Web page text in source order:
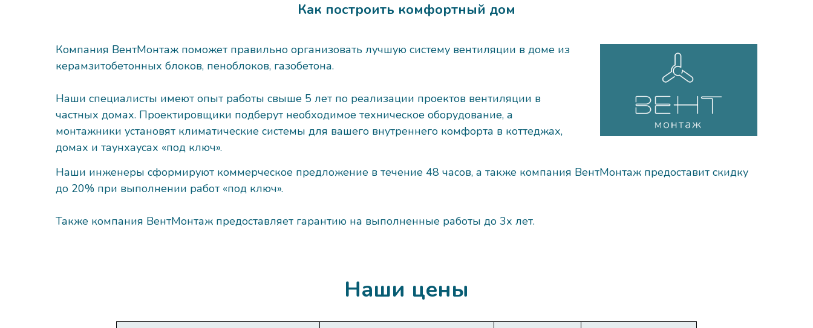
Как построить комфортный дом
Компания ВентМонтаж поможет правильно организовать лучшую систему вентиляции в доме из
керамзитобетонных блоков, пеноблоков, газобетона.
Наши специалисты имеют опыт работы свыше 5 лет по реализации проектов вентиляции в
частных домах. Проектировщики подберут необходимое техническое оборудование, а
монтажники установят климатические системы для вашего внутреннего комфорта в коттеджах,
домах и таунхаусах «под ключ».
Наши инженеры сформируют коммерческое предложение в течение 48 часов, а также компания ВентМонтаж предоставит скидку
до 20% при выполнении работ «под ключ».
Также компания ВентМонтаж предоставляет гарантию на выполненные работы до 3х лет.
Наши цены